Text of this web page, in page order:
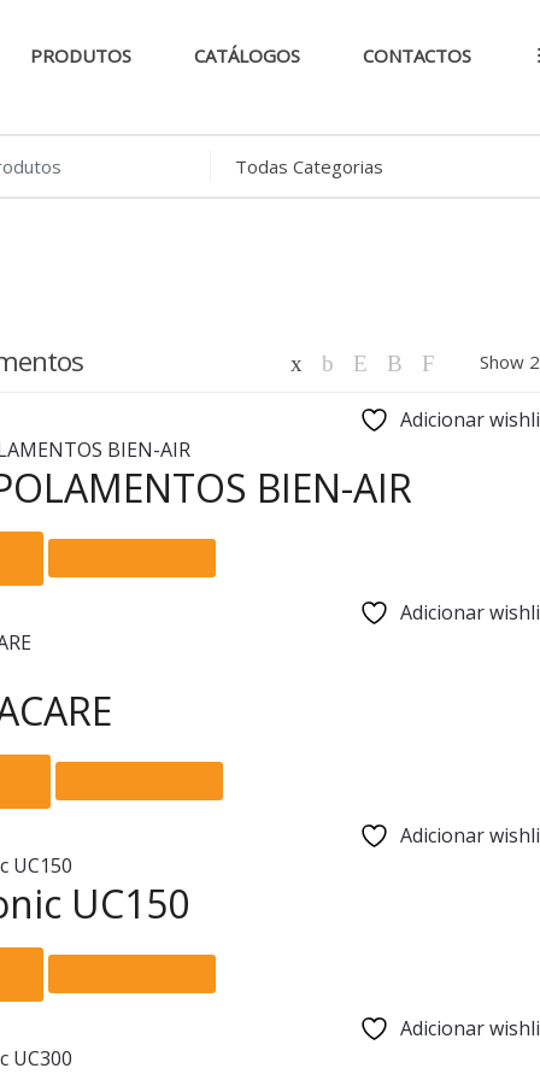
PRODUTOS CATÁLOGOS CONTACTOS ...
Adicionar
BIEN-AIR
Adicionar
Adicionar
UC150
Adicionar